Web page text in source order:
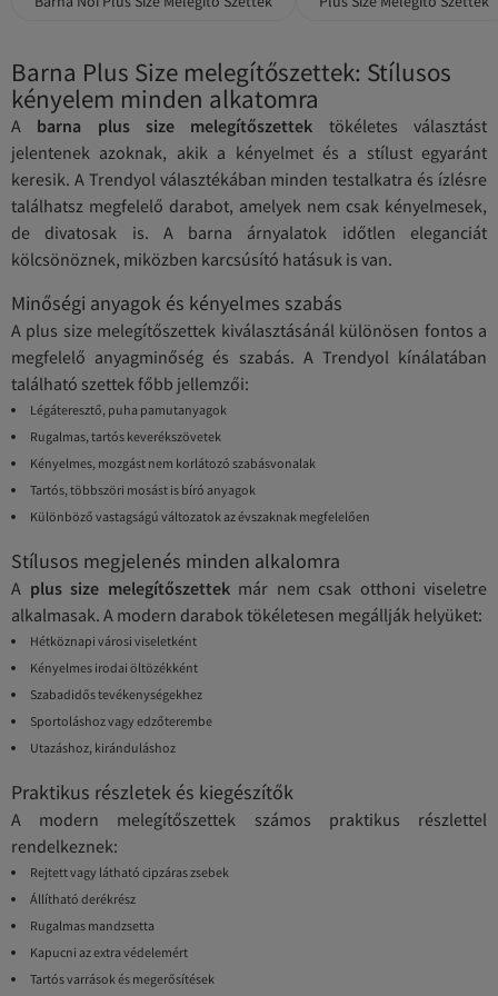
Barna Plus Size melegítőszettek: Stílusos
kényelem minden alkatomra
A barna plus size melegítőszettek tökéletes választást
jelentenek azoknak, akik a kényelmet és a stílust egyaránt
keresik. A Trendyol választékában minden testalkatra és ízlésre
találhatsz megfelelő darabot, amelyek nem csak kényelmesek,
de divatosak is. A barna árnyalatok időtlen eleganciát
kölcsönöznek, miközben karcsúsító hatásuk is van.
Minőségi anyagok és kényelmes szabás
A plus size melegítőszettek kiválasztásánál különösen fontos a
megfelelő anyagminőség és szabás. A Trendyol kínálatában
található szettek főbb jellemzői:
Légáteresztő, puha pamutanyagok
Rugalmas, tartós keverékszövetek
Kényelmes, mozgást nem korlátozó szabásvonalak
Tartós, többszöri mosást is bíró anyagok
Különböző vastagságú változatok az évszaknak megfelelően
Stílusos megjelenés minden alkalomra
A plus size melegítőszettekmár nem csak otthoni viseletre
alkalmasak. A modern darabok tökéletesen megállják helyüket:
Hétköznapi városi viseletként
Kényelmes irodai öltözékként
Szabadidős tevékenységekhez
Sportoláshoz vagy edzőterembe
Utazáshoz, kiránduláshoz
Praktikus részletek és kiegészítők
A modern melegítőszettek számos praktikus részlettel
rendelkeznek:
Rejtett vagy látható cipzáras zsebek
Állítható derékrész
Rugalmas mandzsetta
Kapucni az extra védelemért
Tartós varrások és megerősítések